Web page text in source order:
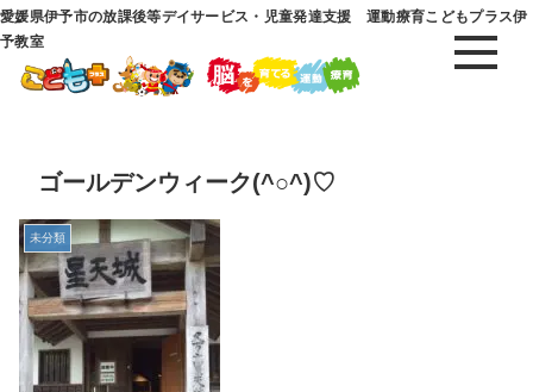
愛媛県伊予市の放課後等デイサービス・児童発達支援 運動療育こどもプラス伊
予教室
ゴールデンウィーク(^○^)♡
未分類